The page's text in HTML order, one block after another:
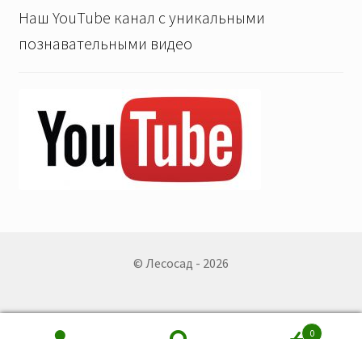
Наш YouTube канал с уникальными
познавательными видео
© Лесосад - 2026
0